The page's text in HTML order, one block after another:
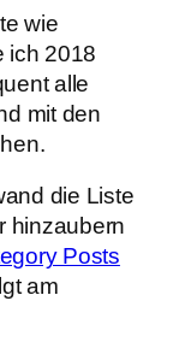
wie
ich 2018
alle
mit den
die Liste
hinzaubern
Posts
am